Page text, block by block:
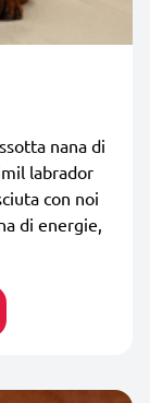
nana di
labrador
con noi
di energie,